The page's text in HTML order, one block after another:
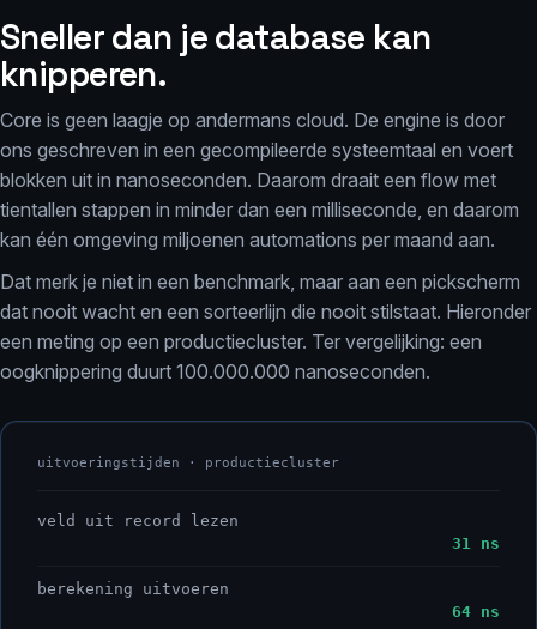
Sneller dan je database kan
knipperen.
Core is geen laagje op andermans cloud. De engine is door
ons geschreven in een gecompileerde systeemtaal en voert
blokken uit in nanoseconden. Daarom draait een flow met
tientallen stappen in minder dan een milliseconde, en daarom
kan één omgeving miljoenen automations per maand aan.
Dat merk je niet in een benchmark, maar aan een pickscherm
dat nooit wacht en een sorteerlijn die nooit stilstaat. Hieronder
een meting op een productiecluster. Ter vergelijking: een
oogknippering duurt 100.000.000 nanoseconden.
uitvoeringstijden · productiecluster
veld uit record lezen
31 ns
berekening uitvoeren
64 ns